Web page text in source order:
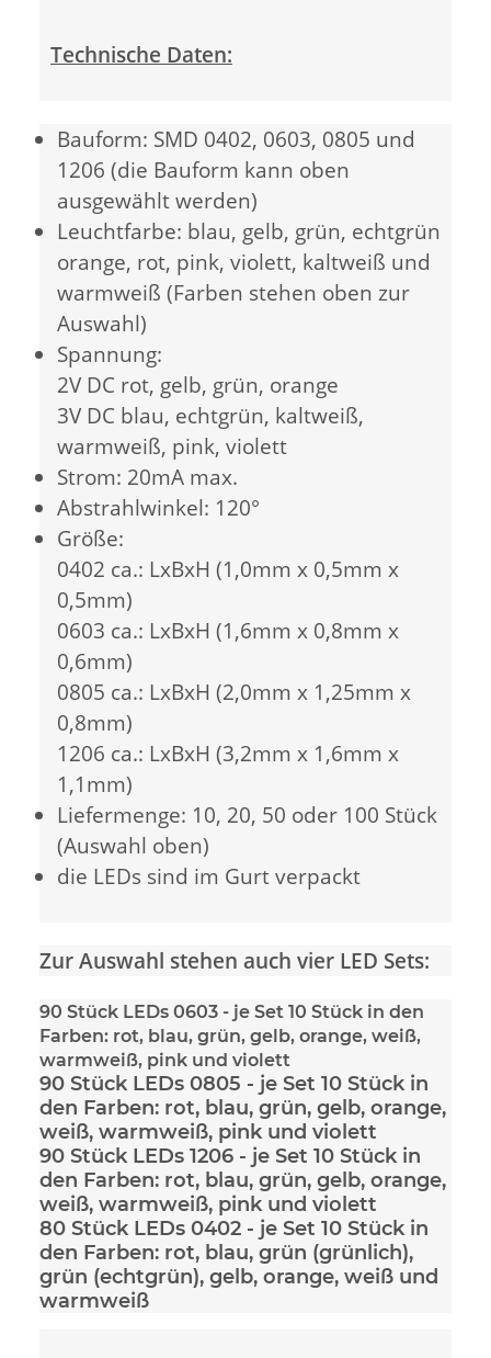
Technische Daten:
Bauform: SMD 0402, 0603, 0805 und
1206 (die Bauform kann oben
ausgewählt werden)
Leuchtfarbe: blau, gelb, grün, echtgrün
orange, rot, pink, violett, kaltweiß und
warmweiß (Farben stehen oben zur
Auswahl)
Spannung:
2V DC rot, gelb, grün, orange
3V DC blau, echtgrün, kaltweiß,
warmweiß, pink, violett
Strom: 20mA max.
Abstrahlwinkel: 120°
Größe:
0402 ca.: LxBxH (1,0mm x 0,5mm x
0,5mm)
0603 ca.: LxBxH (1,6mm x 0,8mm x
0,6mm)
0805 ca.: LxBxH (2,0mm x 1,25mm x
0,8mm)
1206 ca.: LxBxH (3,2mm x 1,6mm x
1,1mm)
Liefermenge: 10, 20, 50 oder 100 Stück
(Auswahl oben)
die LEDs sind im Gurt verpackt
Zur Auswahl stehen auch vier LED Sets:
90 Stück LEDs 0603 - je Set 10 Stück in den
Farben: rot, blau, grün, gelb, orange, weiß,
warmweiß, pink und violett
90 Stück LEDs 0805 - je Set 10 Stück in
den Farben: rot, blau, grün, gelb, orange,
weiß, warmweiß, pink und violett
90 Stück LEDs 1206 - je Set 10 Stück in
den Farben: rot, blau, grün, gelb, orange,
weiß, warmweiß, pink und violett
80 Stück LEDs 0402 - je Set 10 Stück in
den Farben: rot, blau, grün (grünlich),
grün (echtgrün), gelb, orange, weiß und
warmweiß